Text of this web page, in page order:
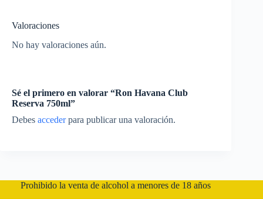
Valoraciones
No hay valoraciones aún.
Sé el primero en valorar “Ron Havana Club
Reserva 750ml”
Debes accederpara publicar una valoración.
Prohibido la venta de alcohol a menores de 18 años